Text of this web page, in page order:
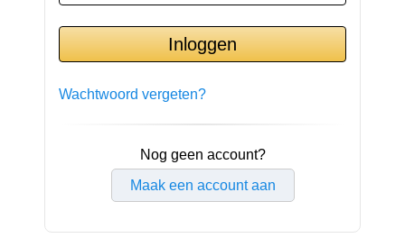
Wachtwoord vergeten?
Nog geen account?
Maak een account aan